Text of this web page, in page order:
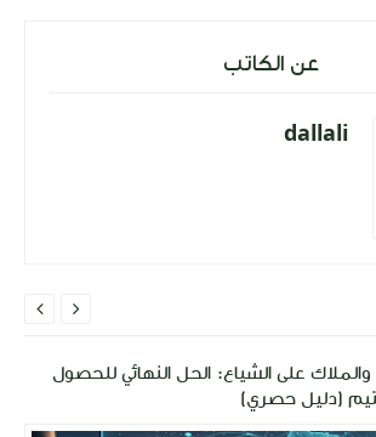
عن الكاتب
dallali
دعم السكن 2026 والملاك على الشياع: الحل النهائي للحصول

